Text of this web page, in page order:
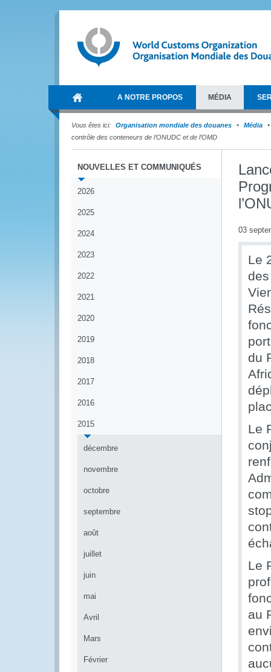
A NOTRE PROPOS MÉDIA
Vous êtes ici: Organisation mondiale des douanes
Média
contrôle des conteneurs de l’ONUDC et de l’OMD
NOUVELLES ET COMMUNIQUÉS
2026
2025
2024
2023
2022
2021
2020
2019
2018
2017
2016
2015
décembre
novembre
octobre
septembre
août
juillet
juin
mai
Avril
Mars
Février
03
Le
du
Le
Le
au